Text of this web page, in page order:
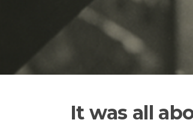
It was all